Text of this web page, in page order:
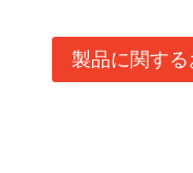
製品に関す